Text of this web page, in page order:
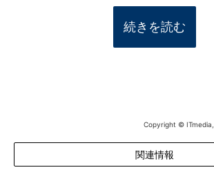
続きを読む
Copyright ©
関連情報